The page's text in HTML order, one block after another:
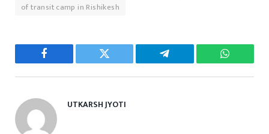
of transit camp in Rishikesh
Facebook Twitter Telegram
UTKARSH JYOTI